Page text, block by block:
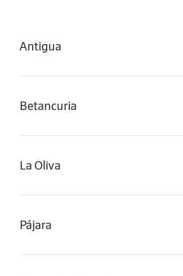
Antigua
Betancuria
La Oliva
Pájara